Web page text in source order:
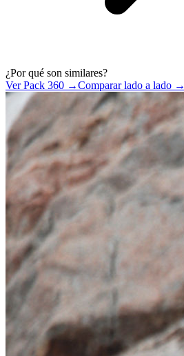
¿Por qué son similares?
Ver Pack 360 →Comparar lado a lado →